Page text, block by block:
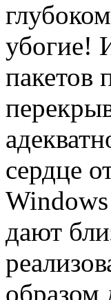
убогие!
пакетов
cердце
дают